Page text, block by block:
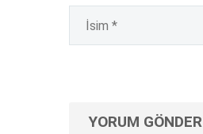
YORUM GÖNDER